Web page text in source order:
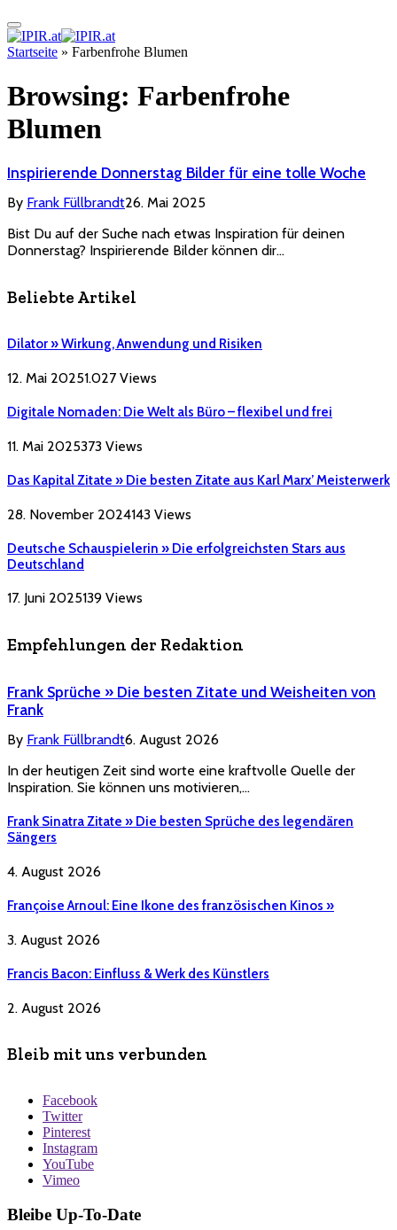
Startseite » Farbenfrohe Blumen
Browsing: Farbenfrohe
Blumen
Inspirierende Donnerstag Bilder für eine tolle Woche
By Frank Füllbrandt26. Mai 2025
Bist Du auf der Suche nach etwas Inspiration für deinen
Donnerstag? Inspirierende Bilder können dir…
Beliebte Artikel
Dilator » Wirkung, Anwendung und Risiken
12. Mai 20251.027 Views
Digitale Nomaden: Die Welt als Büro – flexibel und frei
11. Mai 2025373 Views
Das Kapital Zitate » Die besten Zitate aus Karl Marx’ Meisterwerk
28. November 2024143 Views
Deutsche Schauspielerin » Die erfolgreichsten Stars aus
Deutschland
17. Juni 2025139 Views
Empfehlungen der Redaktion
Frank Sprüche » Die besten Zitate und Weisheiten von
Frank
By Frank Füllbrandt6. August 2026
In der heutigen Zeit sind worte eine kraftvolle Quelle der
Inspiration. Sie können uns motivieren,…
Frank Sinatra Zitate » Die besten Sprüche des legendären
Sängers
4. August 2026
Françoise Arnoul: Eine Ikone des französischen Kinos »
3. August 2026
Francis Bacon: Einfluss & Werk des Künstlers
2. August 2026
Bleib mit uns verbunden
Facebook
Twitter
Pinterest
Instagram
YouTube
Vimeo
Bleibe Up-To-Date